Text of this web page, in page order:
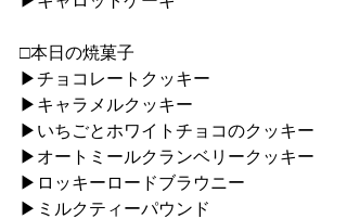
□本日の焼菓子
▶︎チョコレートクッキー
▶︎キャラメルクッキー
▶︎いちごとホワイトチョコのクッキー
▶︎オートミールクランベリークッキー
▶︎ロッキーロードブラウニー
▶︎ミルクティーパウンド